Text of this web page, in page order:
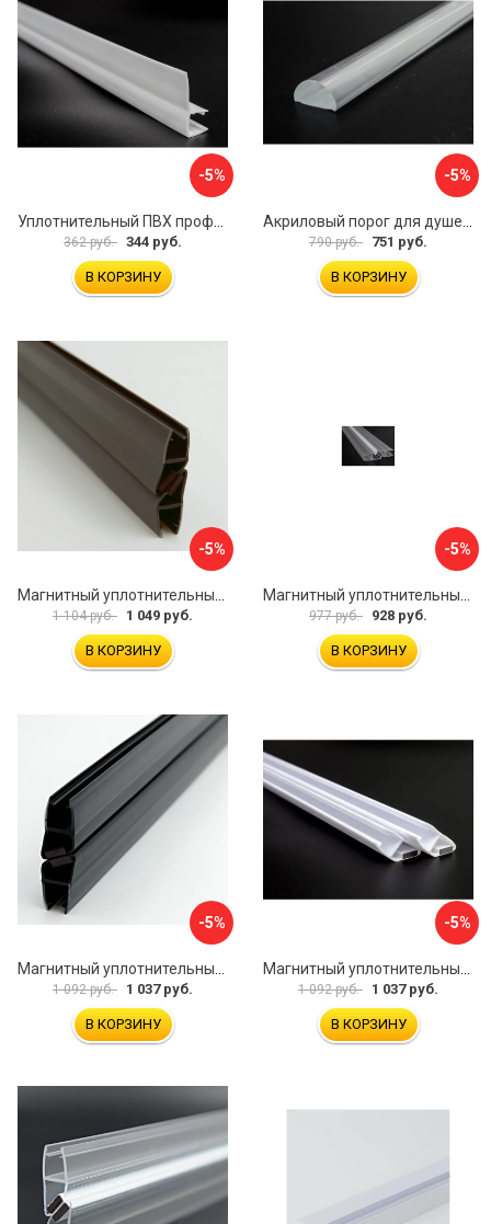
-5%
362 руб. 344 руб.
В КОРЗИНУ
-5%
790 руб. 751 руб.
В КОРЗИНУ
-5%
1 104 руб. 1 049 руб.
В КОРЗИНУ
-5%
977 руб. 928 руб.
В КОРЗИНУ
-5%
1 092 руб. 1 037 руб.
В КОРЗИНУ
-5%
1 092 руб. 1 037 руб.
В КОРЗИНУ